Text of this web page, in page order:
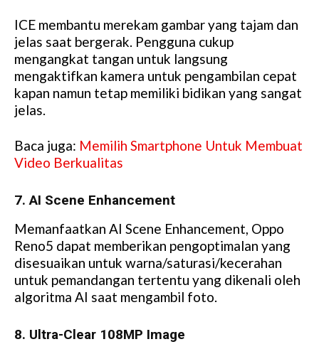
ICE membantu merekam gambar yang tajam dan
jelas saat bergerak. Pengguna cukup
mengangkat tangan untuk langsung
mengaktifkan kamera untuk pengambilan cepat
kapan namun tetap memiliki bidikan yang sangat
jelas.
Baca juga: Memilih Smartphone Untuk Membuat
Video Berkualitas
7. AI Scene Enhancement
Memanfaatkan AI Scene Enhancement, Oppo
Reno5 dapat memberikan pengoptimalan yang
disesuaikan untuk warna/saturasi/kecerahan
untuk pemandangan tertentu yang dikenali oleh
algoritma AI saat mengambil foto.
8. Ultra-Clear 108MP Image